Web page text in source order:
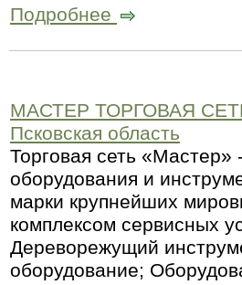
Подробнее
МАСТЕР ТОРГОВАЯ
Псковская область
Торговая сеть
оборудования и
марки крупнейших
комплексом сервисных
Дереворежущий
оборудование;